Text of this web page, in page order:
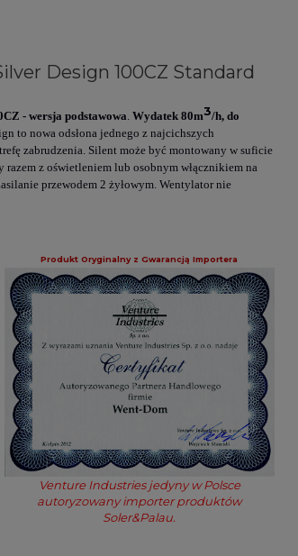
Design 100CZ Standard
- wersja podstawowa .Wydatek 80m3/h, do
to nowa odsłona jednego z najcichszych
zabrudzenia. Silent może być montowany w suficie
razem z oświetleniem lub osobnym włącznikiem na
przewodem 2 żyłowym. Wentylator nie
ProduktOryginalny z Gwarancją Importera
Venture Industries jedyny w Polsce
autoryzowany importer produktów
Soler&Palau.